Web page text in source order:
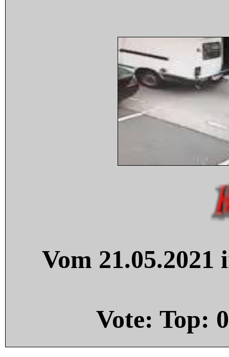
Vom
Vote: Top: 0